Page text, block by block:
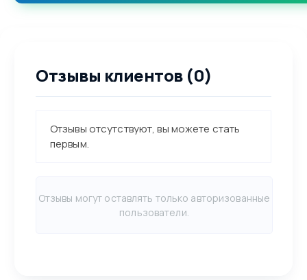
Отзывы клиентов (0)
Отзывы отсутствуют, вы можете стать
первым.
Отзывы могут оставлять только авторизованные
пользователи.